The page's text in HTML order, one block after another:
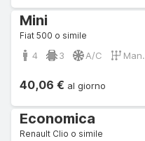
Mini
Fiat 500 o simile
4 3 A/C Man.
40,06 € al giorno
Economica
Renault Clio o simile